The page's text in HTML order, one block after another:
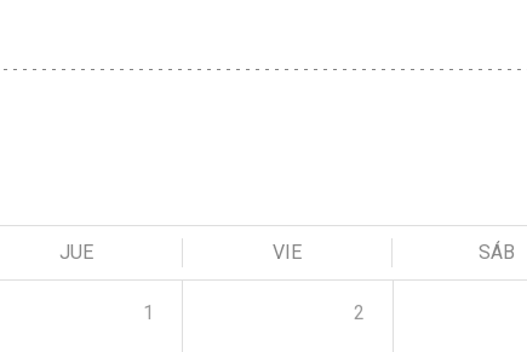
JUE VIE SÁB
1 2